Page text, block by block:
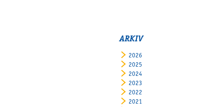
ARKIV
2026
2025
2024
2023
2022
2021